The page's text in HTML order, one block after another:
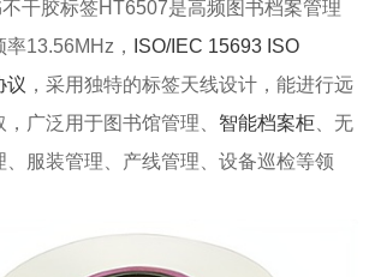
干胶标签HT6507是高频图书档案管理
13.56MHz，
ISO/IEC 15693 ISO
议 ，采用独特的标签天线设计，能进行远
广泛用于图书馆管理、 智能档案柜 、无
、服装管理、产线管理、设备巡检等领